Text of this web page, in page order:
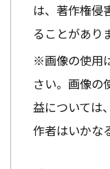
は、著作権侵
ることがあり
※画像の使用
さい。画像の
益については
作者はいかな